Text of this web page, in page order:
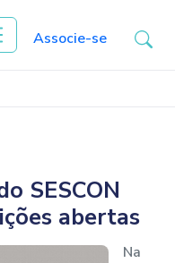
Associe-se
SESCON
abertas
Na